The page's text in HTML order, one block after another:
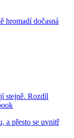
hromadí dočasná
stejně. Rozdíl
a přesto se uvnitř